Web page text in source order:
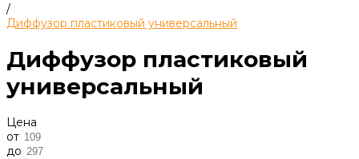
/
Диффузор пластиковый универсальный
Диффузор пластиковый
универсальный
Цена
от
до